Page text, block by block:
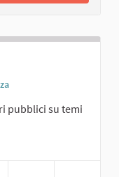
pubblici su temi